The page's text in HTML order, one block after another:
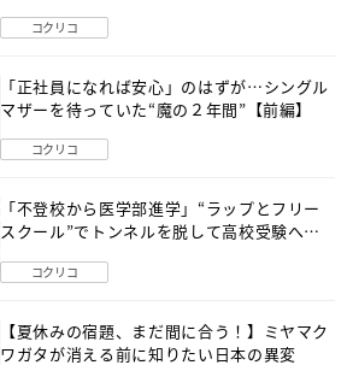
コクリコ
「正社員になれば安心」のはずが…シングル
マザーを待っていた“魔の２年間”【前編】
コクリコ
「不登校から医学部進学」“ラップとフリー
スクール”でトンネルを脱して高校受験へ
コクリコ
【夏休みの宿題、まだ間に合う！】ミヤマク
ワガタが消える前に知りたい日本の異変